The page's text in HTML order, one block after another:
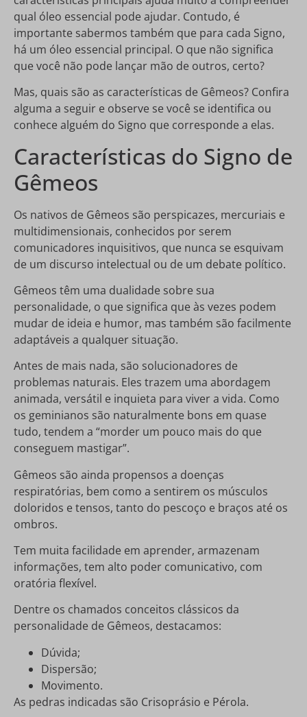
qual óleo essencial pode ajudar. Contudo, é
importante sabermos também que para cada Signo,
há um óleo essencial principal. O que não significa
que você não pode lançar mão de outros, certo?
Mas, quais são as características de Gêmeos? Confira
alguma a seguir e observe se você se identifica ou
conhece alguém do Signo que corresponde a elas.
Características do Signo de
Gêmeos
Os nativos de Gêmeos são perspicazes, mercuriais e
multidimensionais, conhecidos por serem
comunicadores inquisitivos, que nunca se esquivam
de um discurso intelectual ou de um debate político.
Gêmeos têm uma dualidade sobre sua
personalidade, o que significa que às vezes podem
mudar de ideia e humor, mas também são facilmente
adaptáveis a qualquer situação.
Antes de mais nada, são solucionadores de
problemas naturais. Eles trazem uma abordagem
animada, versátil e inquieta para viver a vida. Como
os geminianos são naturalmente bons em quase
tudo, tendem a “morder um pouco mais do que
conseguem mastigar”.
Gêmeos são ainda propensos a doenças
respiratórias, bem como a sentirem os músculos
doloridos e tensos, tanto do pescoço e braços até os
ombros.
Tem muita facilidade em aprender, armazenam
informações, tem alto poder comunicativo, com
oratória flexível.
Dentre os chamados conceitos clássicos da
personalidade de Gêmeos, destacamos:
Dúvida;
Dispersão;
Movimento.
As pedras indicadas são Crisoprásio e Pérola.